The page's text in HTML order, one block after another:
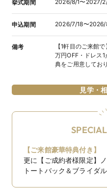
挙式期間 2026/8/1〜2027/
申込期間 2026/7/18〜2026/
備考
【1軒目のご来館
万円OFF・ドレス
典をご用意してお
見学・
【ご来館豪華特典付き】
更に【ご成約者様限定】
トートバック＆ブライダ